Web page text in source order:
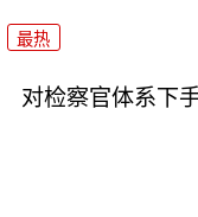
最热
对检察官体系下